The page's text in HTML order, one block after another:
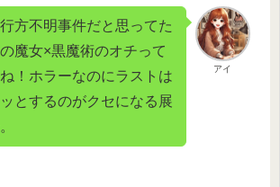
アイ
方不明事件だと思ってた
魔女×黒魔術のオチって
！ホラーなのにラストは
とするのがクセになる展